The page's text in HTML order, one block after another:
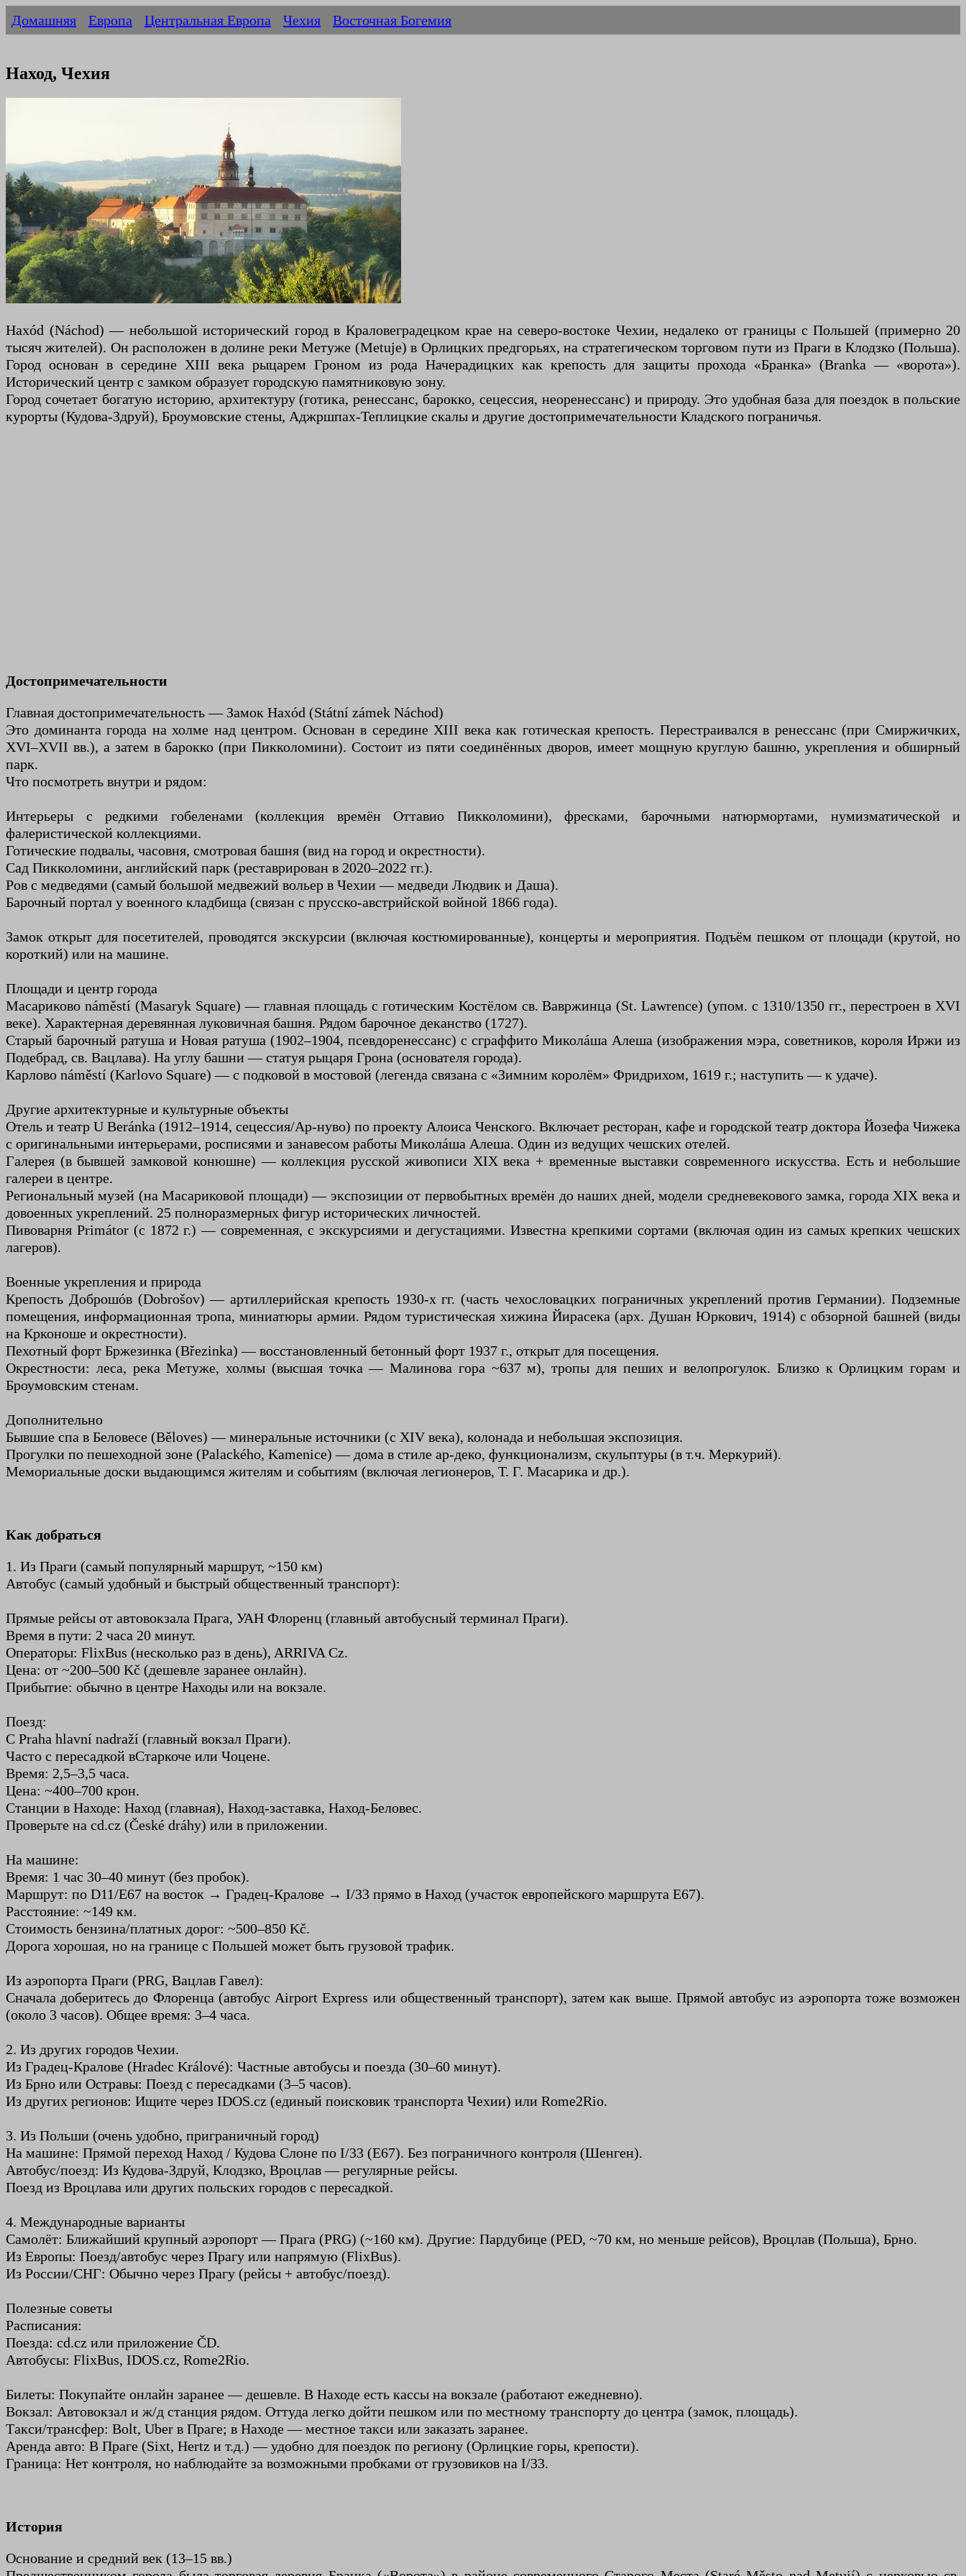
Домашняя Европа Центральная Европа Чехия Восточная Богемия
Наход, Чехия
Нахód (Náchod) — небольшой исторический город в Краловеградецком крае на северо-востоке Чехии, недалеко от границы с Польшей (примерно 20
тысяч жителей). Он расположен в долине реки Метуже (Metuje) в Орлицких предгорьях, на стратегическом торговом пути из Праги в Клодзко (Польша).
Город основан в середине XIII века рыцарем Гроном из рода Начерадицких как крепость для защиты прохода «Бранка» (Branka — «ворота»).
Исторический центр с замком образует городскую памятниковую зону.
Город сочетает богатую историю, архитектуру (готика, ренессанс, барокко, сецессия, неоренессанс) и природу. Это удобная база для поездок в польские
курорты (Кудова-Здруй), Броумовские стены, Аджршпах-Теплицкие скалы и другие достопримечательности Кладского пограничья.
Достопримечательности
Главная достопримечательность — Замок Нахód (Státní zámek Náchod)
Это доминанта города на холме над центром. Основан в середине XIII века как готическая крепость. Перестраивался в ренессанс (при Смиржичких,
XVI–XVII вв.), а затем в барокко (при Пикколомини). Состоит из пяти соединённых дворов, имеет мощную круглую башню, укрепления и обширный
парк.
Что посмотреть внутри и рядом:
Интерьеры с редкими гобеленами (коллекция времён Оттавио Пикколомини), фресками, барочными натюрмортами, нумизматической и
фалеристической коллекциями.
Готические подвалы, часовня, смотровая башня (вид на город и окрестности).
Сад Пикколомини, английский парк (реставрирован в 2020–2022 гг.).
Ров с медведями (самый большой медвежий вольер в Чехии — медведи Людвик и Даша).
Барочный портал у военного кладбища (связан с прусско-австрийской войной 1866 года).
Замок открыт для посетителей, проводятся экскурсии (включая костюмированные), концерты и мероприятия. Подъём пешком от площади (крутой, но
короткий) или на машине.
Площади и центр города
Масариково náměstí (Masaryk Square) — главная площадь с готическим Костёлом св. Вавржинца (St. Lawrence) (упом. с 1310/1350 гг., перестроен в XVI
веке). Характерная деревянная луковичная башня. Рядом барочное деканство (1727).
Старый барочный ратуша и Новая ратуша (1902–1904, псевдоренессанс) с сграффито Миколáша Алеша (изображения мэра, советников, короля Иржи из
Подебрад, св. Вацлава). На углу башни — статуя рыцаря Грона (основателя города).
Карлово náměstí (Karlovo Square) — с подковой в мостовой (легенда связана с «Зимним королём» Фридрихом, 1619 г.; наступить — к удаче).
Другие архитектурные и культурные объекты
Отель и театр U Beránka (1912–1914, сецессия/Ар-нуво) по проекту Алоиса Ченского. Включает ресторан, кафе и городской театр доктора Йозефа Чижека
с оригинальными интерьерами, росписями и занавесом работы Миколáша Алеша. Один из ведущих чешских отелей.
Галерея (в бывшей замковой конюшне) — коллекция русской живописи XIX века + временные выставки современного искусства. Есть и небольшие
галереи в центре.
Региональный музей (на Масариковой площади) — экспозиции от первобытных времён до наших дней, модели средневекового замка, города XIX века и
довоенных укреплений. 25 полноразмерных фигур исторических личностей.
Пивоварня Primátor (с 1872 г.) — современная, с экскурсиями и дегустациями. Известна крепкими сортами (включая один из самых крепких чешских
лагеров).
Военные укрепления и природа
Крепость Доброшóв (Dobrošov) — артиллерийская крепость 1930-х гг. (часть чехословацких пограничных укреплений против Германии). Подземные
помещения, информационная тропа, миниатюры армии. Рядом туристическая хижина Йирасека (арх. Душан Юркович, 1914) с обзорной башней (виды
на Крконоше и окрестности).
Пехотный форт Бржезинка (Březinka) — восстановленный бетонный форт 1937 г., открыт для посещения.
Окрестности: леса, река Метуже, холмы (высшая точка — Малинова гора ~637 м), тропы для пеших и велопрогулок. Близко к Орлицким горам и
Броумовским стенам.
Дополнительно
Бывшие спа в Беловесе (Běloves) — минеральные источники (с XIV века), колонада и небольшая экспозиция.
Прогулки по пешеходной зоне (Palackého, Kamenice) — дома в стиле ар-деко, функционализм, скульптуры (в т.ч. Меркурий).
Мемориальные доски выдающимся жителям и событиям (включая легионеров, Т. Г. Масарика и др.).
Как добраться
1. Из Праги (самый популярный маршрут, ~150 км)
Автобус (самый удобный и быстрый общественный транспорт):
Прямые рейсы от автовокзала Прага, УАН Флоренц (главный автобусный терминал Праги).
Время в пути: 2 часа 20 минут.
Операторы: FlixBus (несколько раз в день), ARRIVA Cz.
Цена: от ~200–500 Kč (дешевле заранее онлайн).
Прибытие: обычно в центре Находы или на вокзале.
Поезд:
С Praha hlavní nadraží (главный вокзал Праги).
Часто с пересадкой в ​​Старкоче или Чоцене.
Время: 2,5–3,5 часа.
Цена: ~400–700 крон.
Станции в Находе: Наход (главная), Наход-заставка, Наход-Беловес.
Проверьте на cd.cz (České dráhy) или в приложении.
На машине:
Время: 1 час 30–40 минут (без пробок).
Маршрут: по D11/E67 на восток → Градец-Кралове → I/33 прямо в Наход (участок европейского маршрута E67).
Расстояние: ~149 км.
Стоимость бензина/платных дорог: ~500–850 Kč.
Дорога хорошая, но на границе с Польшей может быть грузовой трафик.
Из аэропорта Праги (PRG, Вацлав Гавел):
Сначала доберитесь до Флоренца (автобус Airport Express или общественный транспорт), затем как выше. Прямой автобус из аэропорта тоже возможен
(около 3 часов). Общее время: 3–4 часа.
2. Из других городов Чехии.
Из Градец-Кралове (Hradec Králové): Частные автобусы и поезда (30–60 минут).
Из Брно или Остравы: Поезд с пересадками (3–5 часов).
Из других регионов: Ищите через IDOS.cz (единый поисковик транспорта Чехии) или Rome2Rio.
3. Из Польши (очень удобно, приграничный город)
На машине: Прямой переход Наход / Кудова Слоне по I/33 (E67). Без пограничного контроля (Шенген).
Автобус/поезд: Из Кудова-Здруй, Клодзко, Вроцлав — регулярные рейсы.
Поезд из Вроцлава или других польских городов с пересадкой.
4. Международные варианты
Самолёт: Ближайший крупный аэропорт — Прага (PRG) (~160 км). Другие: Пардубице (PED, ~70 км, но меньше рейсов), Вроцлав (Польша), Брно.
Из Европы: Поезд/автобус через Прагу или напрямую (FlixBus).
Из России/СНГ: Обычно через Прагу (рейсы + автобус/поезд).
Полезные советы
Расписания:
Поезда: cd.cz или приложение ČD.
Автобусы: FlixBus, IDOS.cz, Rome2Rio.
Билеты: Покупайте онлайн заранее — дешевле. В Находе есть кассы на вокзале (работают ежедневно).
Вокзал: Автовокзал и ж/д станция рядом. Оттуда легко дойти пешком или по местному транспорту до центра (замок, площадь).
Такси/трансфер: Bolt, Uber в Праге; в Находе — местное такси или заказать заранее.
Аренда авто: В Праге (Sixt, Hertz и т.д.) — удобно для поездок по региону (Орлицкие горы, крепости).
Граница: Нет контроля, но наблюдайте за возможными пробками от грузовиков на I/33.
История
Основание и средний век (13–15 вв.)